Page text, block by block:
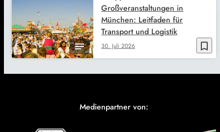
bookmark_border
30. Juli 2026
Großveranstaltungen in
München: Leitfaden für
Transport und Logistik
Medienpartner von: